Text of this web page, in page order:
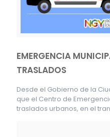
EMERGENCIA
TRASLADOS
Desde el Gobierno de la
que el Centro de
traslados urbanos, en el